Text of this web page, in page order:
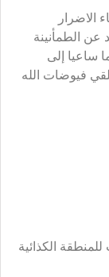
الاضرار
عن الطمأنينة
ساعيا إلى
فيوضات الله
الكذائية